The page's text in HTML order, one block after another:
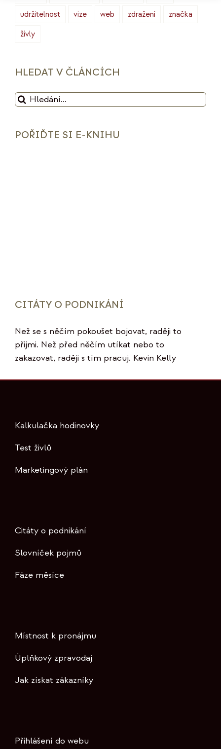
udržitelnost
vize web zdražení
značka
živly
HLEDAT V ČLÁNCÍCH
Hledat:
POŘIĎTE SI E-KNIHU
CITÁTY O PODNIKÁNÍ
Než se s něčím pokoušet bojovat, raději to
přijmi. Než před něčím utíkat nebo to
zakazovat, raději s tím pracuj. Kevin Kelly
Kalkulačka hodinovky
Test živlů
Marketingový plán
Citáty o podnikání
Slovníček pojmů
Fáze měsíce
Místnost k pronájmu
Úplňkový zpravodaj
Jak získat zákazníky
Přihlášení do webu